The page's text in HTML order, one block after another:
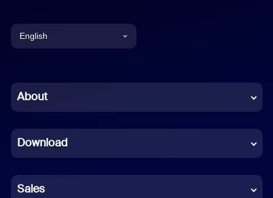
English
Chinese (Simplified)
French
German
About
Download
Sales